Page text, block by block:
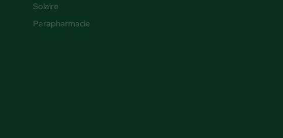
Solaire
Parapharmacie